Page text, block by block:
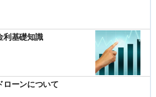
利基礎知識
ローンについて